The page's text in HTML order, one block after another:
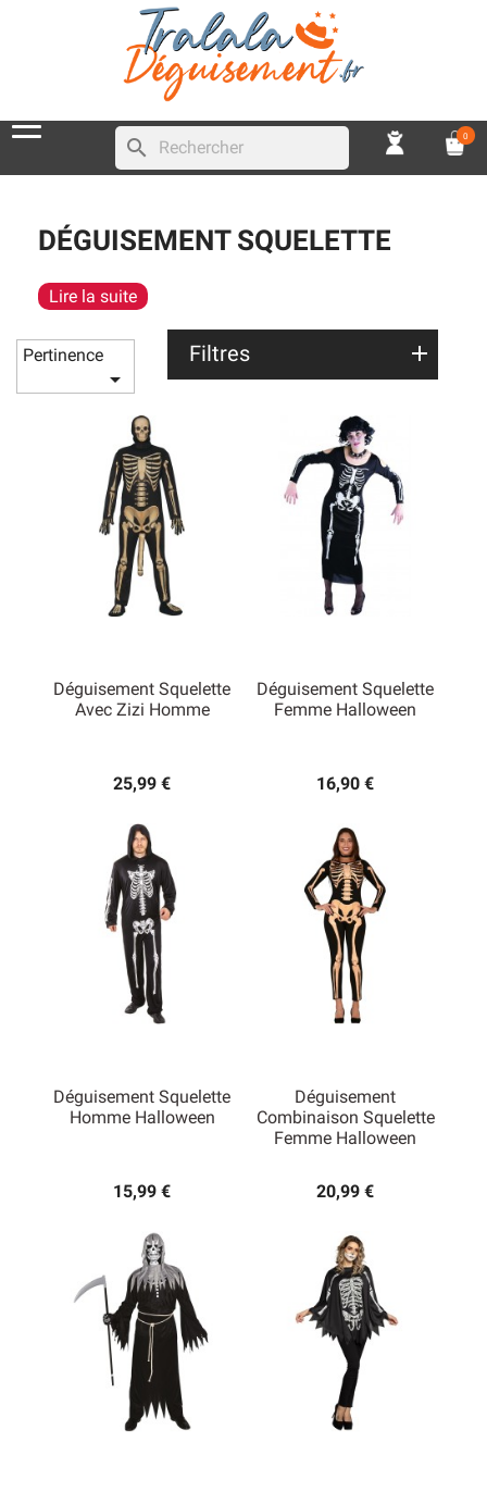
search 0
DÉGUISEMENT SQUELETTE
Lire la suite
Pertinence

Filtres
Déguisement Squelette
Avec Zizi Homme
25,99 €
Déguisement Squelette
Femme Halloween
16,90 €
Déguisement Squelette
Homme Halloween
15,99 €
Déguisement
Combinaison Squelette
Femme Halloween
20,99 €